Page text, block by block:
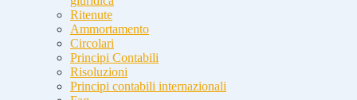
Ritenute
Ammortamento
Circolari
Principi Contabili
Risoluzioni
Principi contabili internazionali